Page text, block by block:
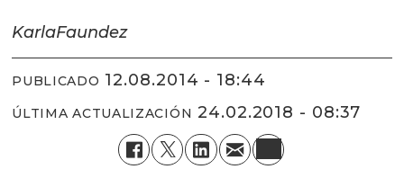
KarlaFaundez
PUBLICADO 12.08.2014 - 18:44
ÚLTIMA ACTUALIZACIÓN 24.02.2018 - 08:37